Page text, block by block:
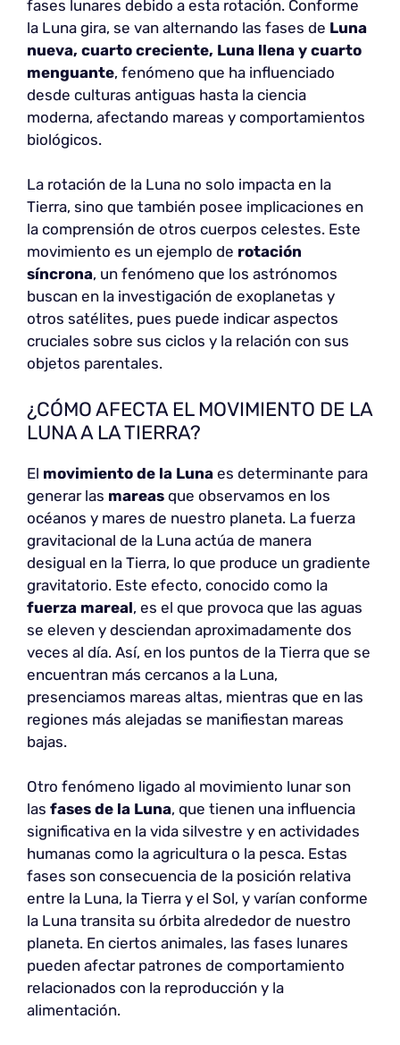
fases lunares debido a esta rotación. Conforme
la Luna gira, se van alternando las fases de Luna
nueva, cuarto creciente, Luna llena y cuarto
menguante, fenómeno que ha influenciado
desde culturas antiguas hasta la ciencia
moderna, afectando mareas y comportamientos
biológicos.
La rotación de la Luna no solo impacta en la
Tierra, sino que también posee implicaciones en
la comprensión de otros cuerpos celestes. Este
movimiento es un ejemplo de rotación
síncrona, un fenómeno que los astrónomos
buscan en la investigación de exoplanetas y
otros satélites, pues puede indicar aspectos
cruciales sobre sus ciclos y la relación con sus
objetos parentales.
¿CÓMO AFECTA EL MOVIMIENTO DE LA
LUNA A LA TIERRA?
El movimiento de la Luna es determinante para
generar las mareas que observamos en los
océanos y mares de nuestro planeta. La fuerza
gravitacional de la Luna actúa de manera
desigual en la Tierra, lo que produce un gradiente
gravitatorio. Este efecto, conocido como la
fuerza mareal, es el que provoca que las aguas
se eleven y desciendan aproximadamente dos
veces al día. Así, en los puntos de la Tierra que se
encuentran más cercanos a la Luna,
presenciamos mareas altas, mientras que en las
regiones más alejadas se manifiestan mareas
bajas.
Otro fenómeno ligado al movimiento lunar son
las fases de la Luna, que tienen una influencia
significativa en la vida silvestre y en actividades
humanas como la agricultura o la pesca. Estas
fases son consecuencia de la posición relativa
entre la Luna, la Tierra y el Sol, y varían conforme
la Luna transita su órbita alrededor de nuestro
planeta. En ciertos animales, las fases lunares
pueden afectar patrones de comportamiento
relacionados con la reproducción y la
alimentación.